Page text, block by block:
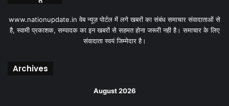
www.nationupdate.in वेब न्यूज़ पोर्टल में लगे खबरों का संबंध समाचार संवादाताओं से
है, स्वामी प्रकाशक, सम्पादक का इन खबरों से सहमत होना जरूरी नही है। समाचार के लिए
संवादाता स्वयं जिम्मेदार है।
Archives
August 2026